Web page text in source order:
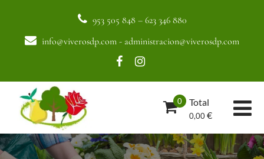
953 505 848– 623 346 880
info@viverosdp.com - administracion@viverosdp.com
0 Total
0,00€